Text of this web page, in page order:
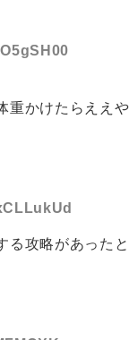
重かけたらええや
る攻略があったと